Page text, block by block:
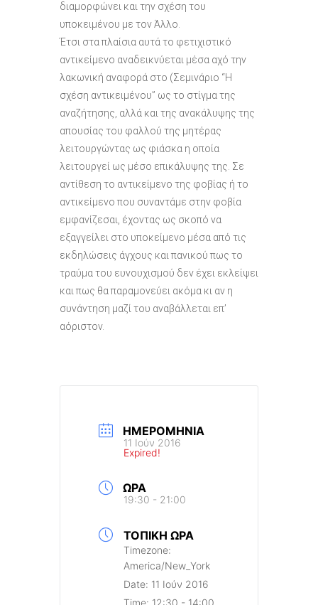
διαμορφώνει και την σχέση του
υποκειμένου με τον Άλλο.
Έτσι στα πλαίσια αυτά το φετιχιστικό
αντικείμενο αναδεικνύεται μέσα αχό την
λακωνική αναφορά στο (Σεμινάριο “Η
σχέση αντικειμένου” ως το στίγμα της
αναζήτησης, αλλά και της ανακάλυψης της
απουσίας του φαλλού της μητέρας
λειτουργώντας ως φιάσκα η οποία
λειτουργεί ως μέσο επικάλυψης της. Σε
αντίθεση το αντικείμενο της φοβίας ή το
αντικείμενο που συναντάμε στην φοβία
εμφανίζεσαι, έχοντας ως σκοπό να
εξαγγείλει στο υποκείμενο μέσα από τις
εκδηλώσεις άγχους και πανικού πως το
τραύμα του ευνουχισμού δεν έχει εκλείψει
και πως θα παραμονεύει ακόμα κι αν η
συνάντηση μαζί του αναβάλλεται επ’
αόριστον.
ΗΜΕΡΟΜΗΝΊΑ
11 Ιούν 2016
Expired!
ΏΡΑ
19:30 - 21:00
ΤΟΠΙΚΉ ΏΡΑ
Timezone:
America/New_York
Date: 11 Ιούν 2016